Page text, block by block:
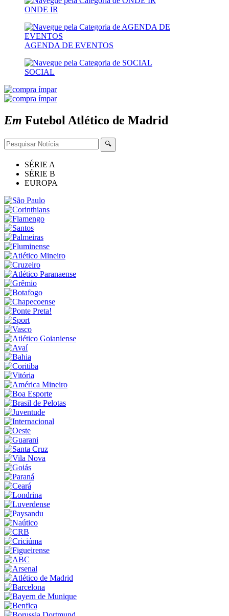
ONDE IR
AGENDA DE EVENTOS
SOCIAL
Em Futebol Atlético de Madrid
🔍
SÉRIE A
SÉRIE B
EUROPA